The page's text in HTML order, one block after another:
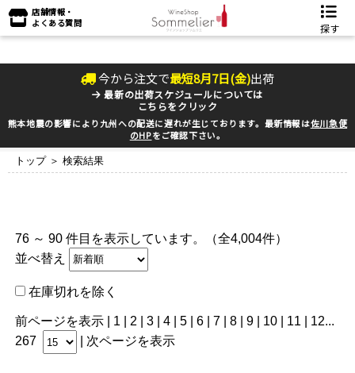
店舗情報・
よくある質問
探す
今から注文で最短8月7日(金)出荷
最新の出荷スケジュールについては
こちらをクリック
熊本地震の影響により九州への配送に遅れが生じております。最新情報は佐川急便
のHPをご確認下さい。
トップ ＞ 検索結果
76 ～ 90 件目を表示しています。（全4,004件）
並べ替え
在庫切れを除く
前ページを表示| 1| 2| 3| 4| 5| 6 | 7 8| 9| 10| 11| 12...
267
次ページを表示